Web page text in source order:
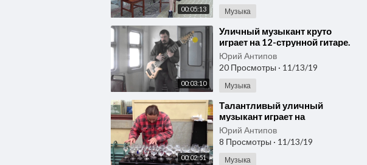
00:05:13 Музыка
00:03:10
⁣Уличный музыкант круто
играет на 12-струнной гитаре.
Юрий Антипов
20 Просмотры · 11/13/19
Музыка
00:02:51
⁣Талантливый уличный
музыкант играет на
хрустальных бокалах. Просто
завораживает. Шокирующий
талант
Юрий Антипов
8 Просмотры · 11/13/19
Музыка